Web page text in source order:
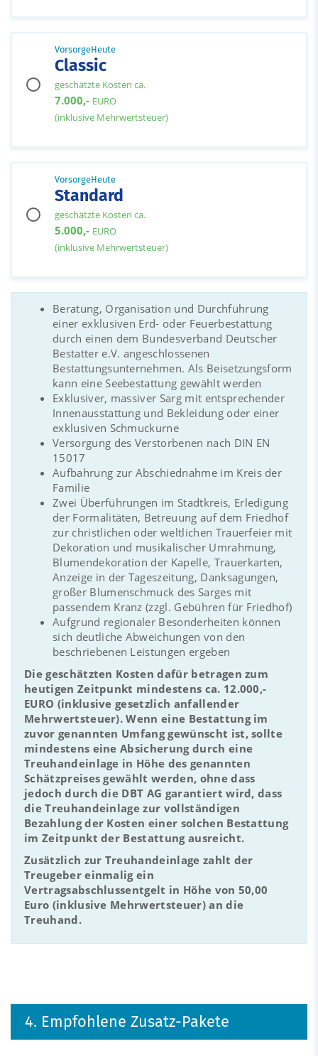
VorsorgeHeute
Classic
geschätzte Kosten ca.
7.000,- EURO
(inklusive Mehrwertsteuer)
VorsorgeHeute
Standard
geschätzte Kosten ca.
5.000,- EURO
(inklusive Mehrwertsteuer)
Beratung, Organisation und Durchführung
einer exklusiven Erd- oder Feuerbestattung
durch einen dem Bundesverband Deutscher
Bestatter e.V. angeschlossenen
Bestattungsunternehmen. Als Beisetzungsform
kann eine Seebestattung gewählt werden
Exklusiver, massiver Sarg mit entsprechender
Innenausstattung und Bekleidung oder einer
exklusiven Schmuckurne
Versorgung des Verstorbenen nach DIN EN
15017
Aufbahrung zur Abschiednahme im Kreis der
Familie
Zwei Überführungen im Stadtkreis, Erledigung
der Formalitäten, Betreuung auf dem Friedhof
zur christlichen oder weltlichen Trauerfeier mit
Dekoration und musikalischer Umrahmung,
Blumendekoration der Kapelle, Trauerkarten,
Anzeige in der Tageszeitung, Danksagungen,
großer Blumenschmuck des Sarges mit
passendem Kranz (zzgl. Gebühren für Friedhof)
Aufgrund regionaler Besonderheiten können
sich deutliche Abweichungen von den
beschriebenen Leistungen ergeben
Die geschätzten Kosten dafür betragen zum
heutigen Zeitpunkt mindestens ca. 12.000,-
EURO (inklusive gesetzlich anfallender
Mehrwertsteuer). Wenn eine Bestattung im
zuvor genannten Umfang gewünscht ist, sollte
mindestens eine Absicherung durch eine
Treuhandeinlage in Höhe des genannten
Schätzpreises gewählt werden, ohne dass
jedoch durch die DBT AG garantiert wird, dass
die Treuhandeinlage zur vollständigen
Bezahlung der Kosten einer solchen Bestattung
im Zeitpunkt der Bestattung ausreicht.
Zusätzlich zur Treuhandeinlage zahlt der
Treugeber einmalig ein
Vertragsabschlussentgelt in Höhe von 50,00
Euro (inklusive Mehrwertsteuer) an die
Treuhand.
4. Empfohlene Zusatz-Pakete